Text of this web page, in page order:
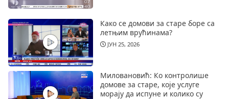
Како се домови за старе боре са
летњим врућинама?
ЈУН 25, 2026
Миловановић: Ко контролише
домове за старе, које услуге
морају да испуне и колико су